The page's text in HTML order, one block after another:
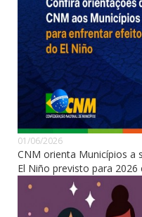
01/06/2026
CNM orienta Municípios a
El Niño previsto para 2026